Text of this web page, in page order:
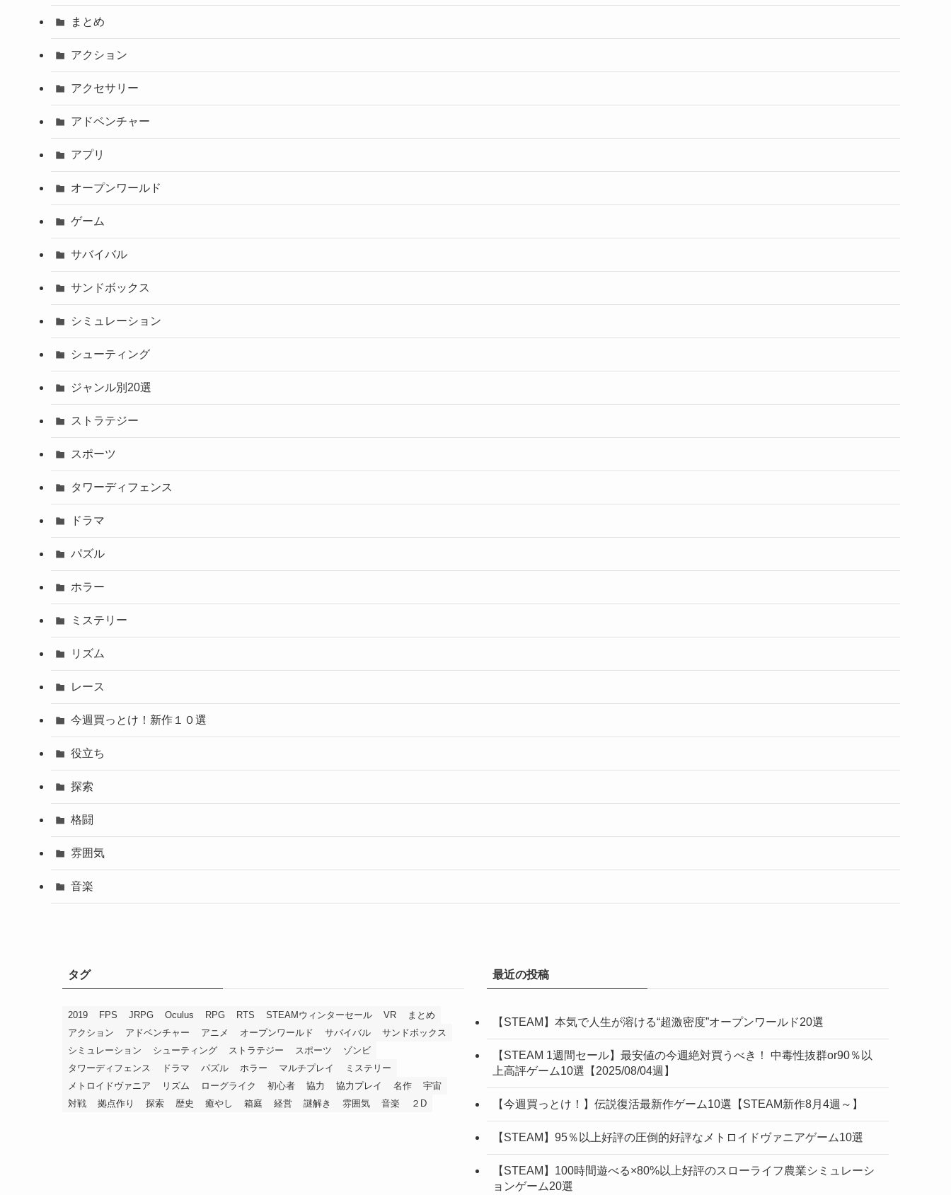
まとめ
アクション
アクセサリー
アドベンチャー
アプリ
オープンワールド
ゲーム
サバイバル
サンドボックス
シミュレーション
シューティング
ジャンル別20選
ストラテジー
スポーツ
タワーディフェンス
ドラマ
パズル
ホラー
ミステリー
リズム
レース
今週買っとけ！新作１０選
役立ち
探索
格闘
雰囲気
音楽
タグ
2019 FPS JRPG Oculus RPG RTS STEAMウィンターセール VR
まとめ
アクション
アドベンチャー アニメ オープンワールド サバイバル
サンドボックス
シミュレーション
シューティング ストラテジー スポーツ
ゾンビ
タワーディフェンス
ドラマ パズル ホラー マルチプレイ
ミステリー
メトロイドヴァニア
リズム ローグライク 初心者 協力 協力プレイ 名作
宇宙
対戦
拠点作り 探索 歴史 癒やし 箱庭 経営 謎解き 雰囲気 音楽 ２D
最近の投稿
【STEAM】本気で人生が溶ける“超激密度”オープンワールド20選
【STEAM 1週間セール】最安値の今週絶対買うべき！ 中毒性抜群or90％以
上高評ゲーム10選【2025/08/04週】
【今週買っとけ！】伝説復活最新作ゲーム10選【STEAM新作8月4週～】
【STEAM】95％以上好評の圧倒的好評なメトロイドヴァニアゲーム10選
【STEAM】100時間遊べる×80%以上好評のスローライフ農業シミュレーシ
ョンゲーム20選